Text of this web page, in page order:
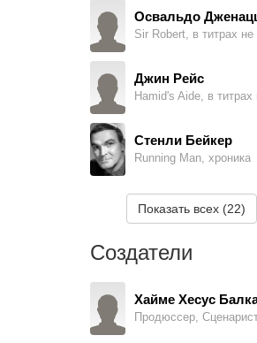
Джин Рейс
Стенли Бейкер
Running Man, хроника
Майк Брендел
Мосес Августо Роча
Ричард Грин
Показать всех (22)
Создатели
Хайме Хесус
Продюссер,